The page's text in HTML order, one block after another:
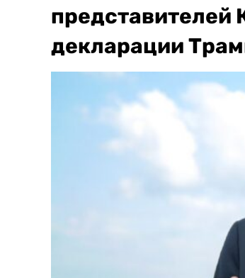
представителей
декларации